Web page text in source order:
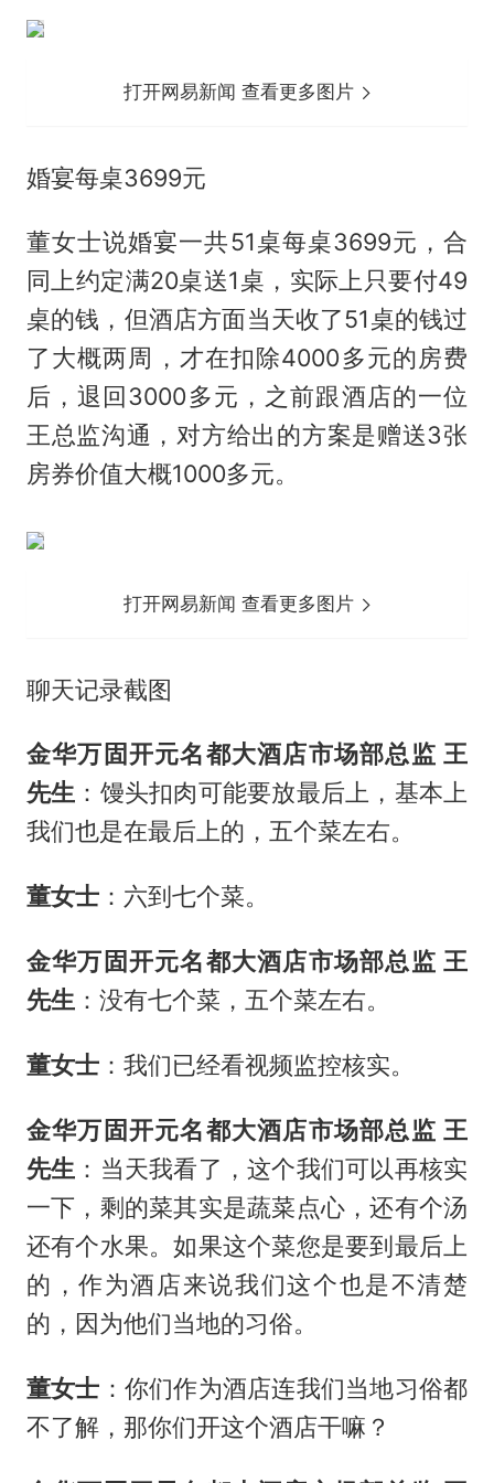
打开网易新闻 查看更多图片
婚宴每桌3699元
董女士说婚宴一共51桌每桌3699元，合
同上约定满20桌送1桌，实际上只要付49
桌的钱，但酒店方面当天收了51桌的钱过
了大概两周，才在扣除4000多元的房费
后，退回3000多元，之前跟酒店的一位
王总监沟通，对方给出的方案是赠送3张
房券价值大概1000多元。
打开网易新闻 查看更多图片
聊天记录截图
金华万固开元名都大酒店市场部总监 王
先生 ：馒头扣肉可能要放最后上，基本上
我们也是在最后上的，五个菜左右。
董女士：六到七个菜。
金华万固开元名都大酒店市场部总监 王
先生：没有七个菜，五个菜左右。
董女士：我们已经看视频监控核实。
金华万固开元名都大酒店市场部总监 王
先生 ：当天我看了，这个我们可以再核实
一下，剩的菜其实是蔬菜点心，还有个汤
还有个水果。如果这个菜您是要到最后上
的，作为酒店来说我们这个也是不清楚
的，因为他们当地的习俗。
董女士 ：你们作为酒店连我们当地习俗都
不了解，那你们开这个酒店干嘛？